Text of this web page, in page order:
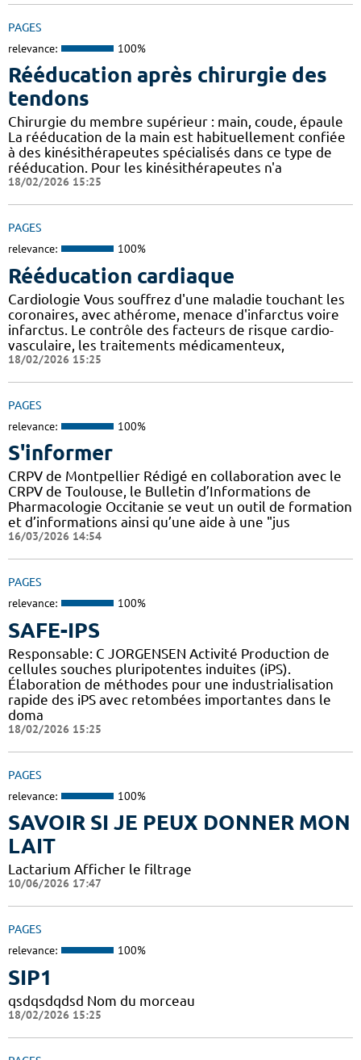
PAGES
relevance: 100%
Rééducation après chirurgie des
tendons
Chirurgie du membre supérieur : main, coude, épaule
La rééducation de la main est habituellement confiée
à des kinésithérapeutes spécialisés dans ce type de
rééducation. Pour les kinésithérapeutes n'a
18/02/2026 15:25
PAGES
relevance: 100%
Rééducation cardiaque
Cardiologie Vous souffrez d'une maladie touchant les
coronaires, avec athérome, menace d'infarctus voire
infarctus. Le contrôle des facteurs de risque cardio-
vasculaire, les traitements médicamenteux,
18/02/2026 15:25
PAGES
relevance: 100%
S'informer
CRPV de Montpellier Rédigé en collaboration avec le
CRPV de Toulouse, le Bulletin d’Informations de
Pharmacologie Occitanie se veut un outil de formation
et d’informations ainsi qu’une aide à une "jus
16/03/2026 14:54
PAGES
relevance: 100%
SAFE-IPS
Responsable: C JORGENSEN Activité Production de
cellules souches pluripotentes induites (iPS).
Élaboration de méthodes pour une industrialisation
rapide des iPS avec retombées importantes dans le
doma
18/02/2026 15:25
PAGES
relevance: 100%
SAVOIR SI JE PEUX DONNER MON
LAIT
Lactarium Afficher le filtrage
10/06/2026 17:47
PAGES
relevance: 100%
SIP1
qsdqsdqdsd Nom du morceau
18/02/2026 15:25